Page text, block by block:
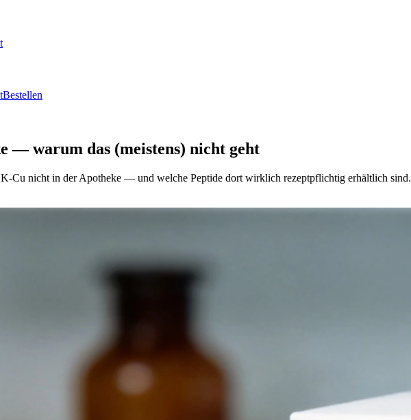
Bestellen
— warum das (meistens) nicht geht
Cu nicht in der Apotheke — und welche Peptide dort wirklich rezeptpflichtig erhältlich